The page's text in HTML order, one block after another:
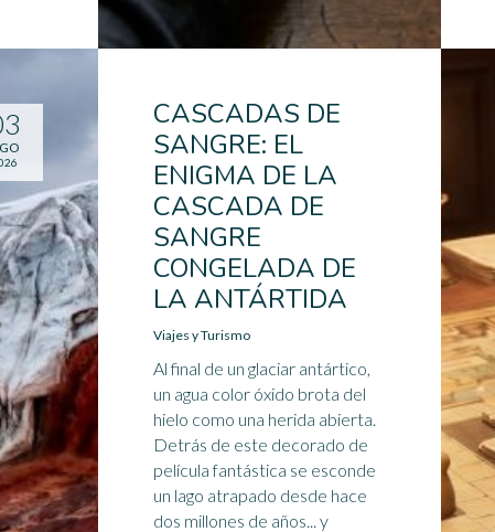
CASCADAS DE
SANGRE: EL
ENIGMA DE LA
CASCADA DE
SANGRE
CONGELADA DE
LA ANTÁRTIDA
Viajes y Turismo
Al final de un glaciar antártico,
un agua color óxido brota del
hielo como una herida abierta.
Detrás de este decorado de
película fantástica se esconde
un lago atrapado desde hace
dos millones de años... y